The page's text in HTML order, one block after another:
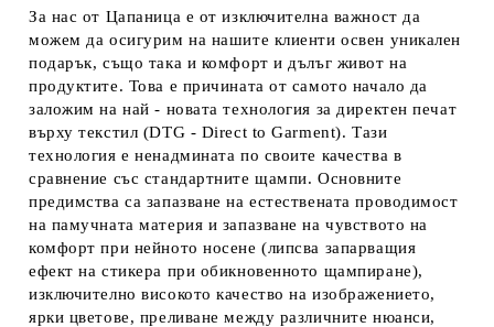
За нас от Цапаница е от изключителна важност да
можем да осигурим на нашите клиенти освен уникален
подарък, също така и комфорт и дълъг живот на
продуктите. Това е причината от самото начало да
заложим на най - новата технология за директен печат
върху текстил (DTG - Direct to Garment). Тази
технология е ненадмината по своите качества в
сравнение със стандартните щампи. Основните
предимства са запазване на естествената проводимост
на памучната материя и запазване на чувството на
комфорт при нейното носене (липсва запарващия
ефект на стикера при обикновенното щампиране),
изключително високото качество на изображението,
ярки цветове, преливане между различните нюанси,